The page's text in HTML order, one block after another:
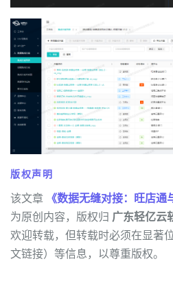
版权声明
该文章 《数据无缝对接：旺店通
为原创内容，版权归 广东轻亿云
欢迎转载，但转载时必须在显著
文链接）等信息，以尊重版权。